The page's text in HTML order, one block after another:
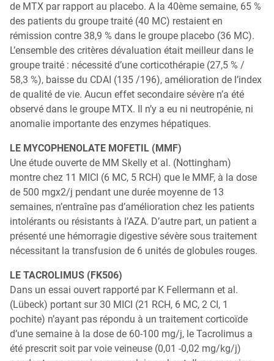
de MTX par rapport au placebo. A la 40ème semaine, 65 %
des patients du groupe traité (40 MC) restaient en
rémission contre 38,9 % dans le groupe placebo (36 MC).
L’ensemble des critères dévaluation était meilleur dans le
groupe traité : nécessité d’une corticothérapie (27,5 % /
58,3 %), baisse du CDAI (135 /196), amélioration de l’index
de qualité de vie. Aucun effet secondaire sévère n’a été
observé dans le groupe MTX. Il n’y a eu ni neutropénie, ni
anomalie importante des enzymes hépatiques.
LE MYCOPHENOLATE MOFETIL (MMF)
Une étude ouverte de MM Skelly et al. (Nottingham)
montre chez 11 MICI (6 MC, 5 RCH) que le MMF, à la dose
de 500 mgx2/j pendant une durée moyenne de 13
semaines, n’entraîne pas d’amélioration chez les patients
intolérants ou résistants à l’AZA. D’autre part, un patient a
présenté une hémorragie digestive sévère sous traitement
nécessitant la transfusion de 6 unités de globules rouges.
LE TACROLIMUS (FK506)
Dans un essai ouvert rapporté par K Fellermann et al.
(Lübeck) portant sur 30 MICI (21 RCH, 6 MC, 2 CI, 1
pochite) n’ayant pas répondu à un traitement corticoïde
d’une semaine à la dose de 60-100 mg/j, le Tacrolimus a
été prescrit soit par voie veineuse (0,01 -0,02 mg/kg/j)